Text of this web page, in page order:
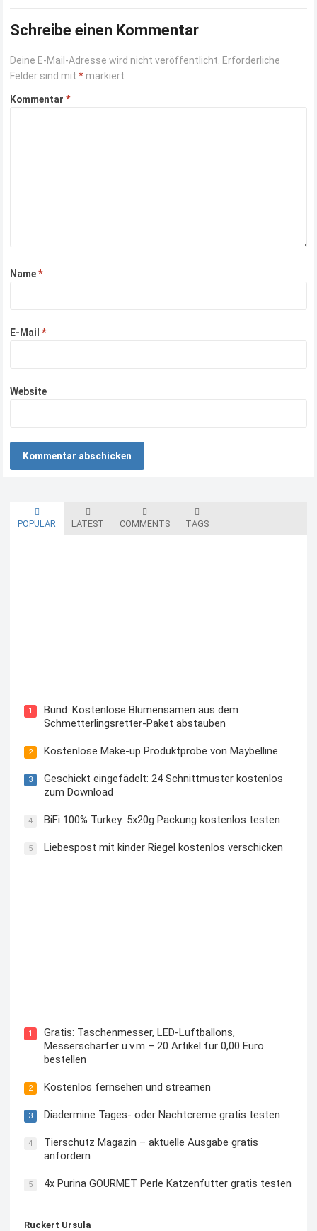
Schreibe einen Kommentar
Deine E-Mail-Adresse wird nicht veröffentlicht. Erforderliche
Felder sind mit* markiert
Kommentar*
Name*
E-Mail*
Website
POPULAR LATEST COMMENTS TAGS
1
Bund: Kostenlose Blumensamen aus dem
Schmetterlingsretter-Paket abstauben
2 Kostenlose Make-up Produktprobe von Maybelline
3
Geschickt eingefädelt: 24 Schnittmuster kostenlos
zum Download
4 BiFi 100% Turkey: 5x20g Packung kostenlos testen
5 Liebespost mit kinder Riegel kostenlos verschicken
1
Gratis: Taschenmesser, LED-Luftballons,
Messerschärfer u.v.m – 20 Artikel für 0,00 Euro
bestellen
2 Kostenlos fernsehen und streamen
3 Diadermine Tages- oder Nachtcreme gratis testen
4
Tierschutz Magazin – aktuelle Ausgabe gratis
anfordern
5 4x Purina GOURMET Perle Katzenfutter gratis testen
Ruckert Ursula